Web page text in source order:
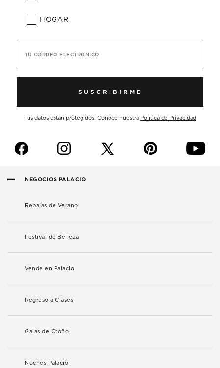
HOGAR
TU CORREO ELECTRÓNICO
SUSCRIBIRME
Tus datos están protegidos. Conoce nuestra Política de Privacidad
f i p y
NEGOCIOS PALACIO
Rebajas de Verano
Festival de Belleza
Vende en Palacio
Regreso a Clases
Galas de Otoño
Noches Palacio